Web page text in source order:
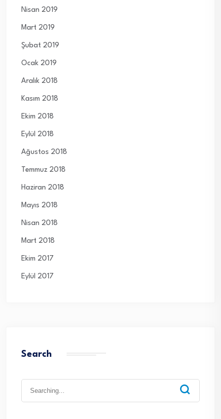
Nisan 2019
Mart 2019
Şubat 2019
Ocak 2019
Aralık 2018
Kasım 2018
Ekim 2018
Eylül 2018
Ağustos 2018
Temmuz 2018
Haziran 2018
Mayıs 2018
Nisan 2018
Mart 2018
Ekim 2017
Eylül 2017
Search